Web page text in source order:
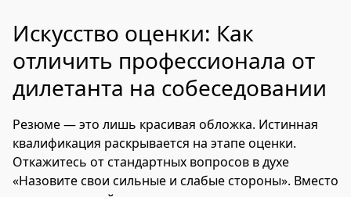
Искусство оценки: Как
отличить профессионала от
дилетанта на собеседовании
Резюме — это лишь красивая обложка. Истинная
квалификация раскрывается на этапе оценки.
Откажитесь от стандартных вопросов в духе
«Назовите свои сильные и слабые стороны». Вместо